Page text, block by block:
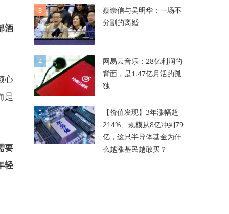
酒
心
是
要
轻
3
蔡崇信与吴明华：一场不
分割的离婚
4
网易云音乐：28亿利润的
背面，是1.47亿月活的孤
独
5
【价值发现】3年涨幅超
214%、规模从8亿冲到79
亿，这只半导体基金为什
么越涨基民越敢买？